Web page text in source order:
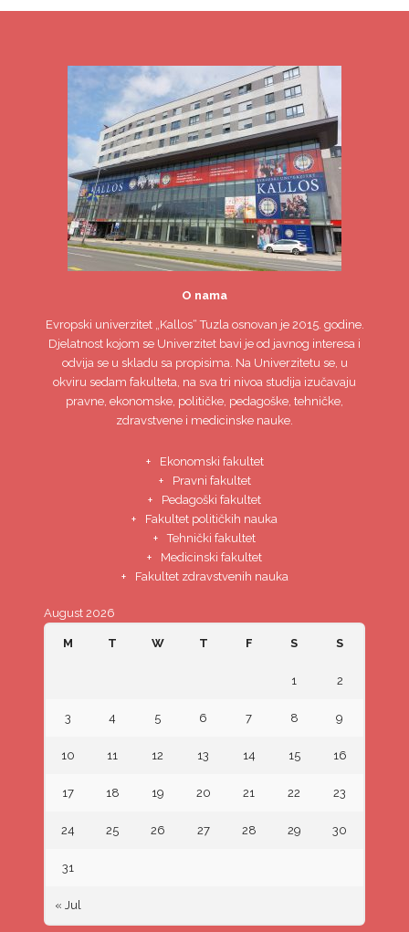
O nama
Evropski univerzitet„Kallos“ Tuzla osnovan je 2015. godine.
Djelatnost kojom se Univerzitet bavi je od javnog interesa i
odvija se u skladu sa propisima. Na Univerzitetu se, u
okviru sedam fakulteta, na sva tri nivoa studija izučavaju
pravne, ekonomske, političke, pedagoške, tehničke,
zdravstvene i medicinske nauke.
Ekonomski fakultet
Pravni fakultet
Pedagoški fakultet
Fakultet političkih nauka
Tehnički fakultet
Medicinski fakultet
Fakultet zdravstvenih nauka
August 2026
M T W T F S S
« Jul
1 2
3 4 5 6 7 8 9
10 11 12 13 14 15 16
17 18 19 20 21 22 23
24 25 26 27 28 29 30
31